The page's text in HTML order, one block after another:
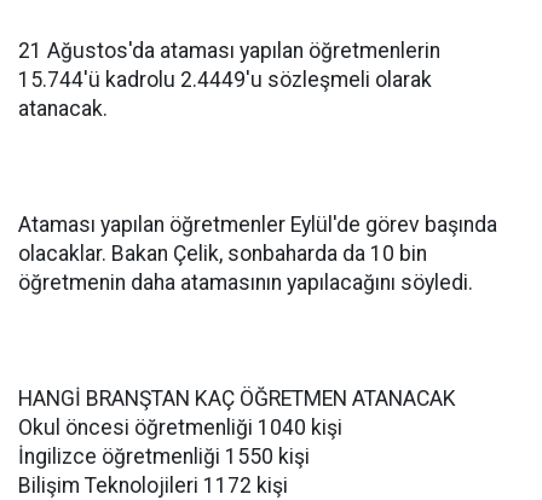
21 Ağustos'da ataması yapılan öğretmenlerin
15.744'ü kadrolu 2.4449'u sözleşmeli olarak
atanacak.
Ataması yapılan öğretmenler Eylül'de görev başında
olacaklar. Bakan Çelik, sonbaharda da 10 bin
öğretmenin daha atamasının yapılacağını söyledi.
HANGİ BRANŞTAN KAÇ ÖĞRETMEN ATANACAK
Okul öncesi öğretmenliği 1040 kişi
İngilizce öğretmenliği 1550 kişi
Bilişim Teknolojileri 1172 kişi